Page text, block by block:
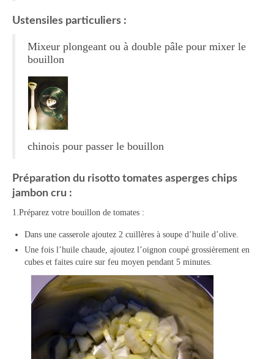
Sauces
Boissons
Sans alcool
Accueil
Ustensiles particuliers :
Mixeur plongeant ou à double pâle pour mixer le
bouillon
chinois pour passer le bouillon
Préparation du risotto tomates asperges chips
jambon cru :
1.Préparez votre bouillon de tomates :
Dans une casserole ajoutez 2 cuillères à soupe d’huile d’olive.
Une fois l’huile chaude, ajoutez l’oignon coupé grossièrement en
cubes et faites cuire sur feu moyen pendant 5 minutes.